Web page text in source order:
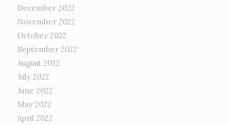
December 2022
November 2022
October 2022
September 2022
August 2022
July 2022
June 2022
May 2022
April 2022